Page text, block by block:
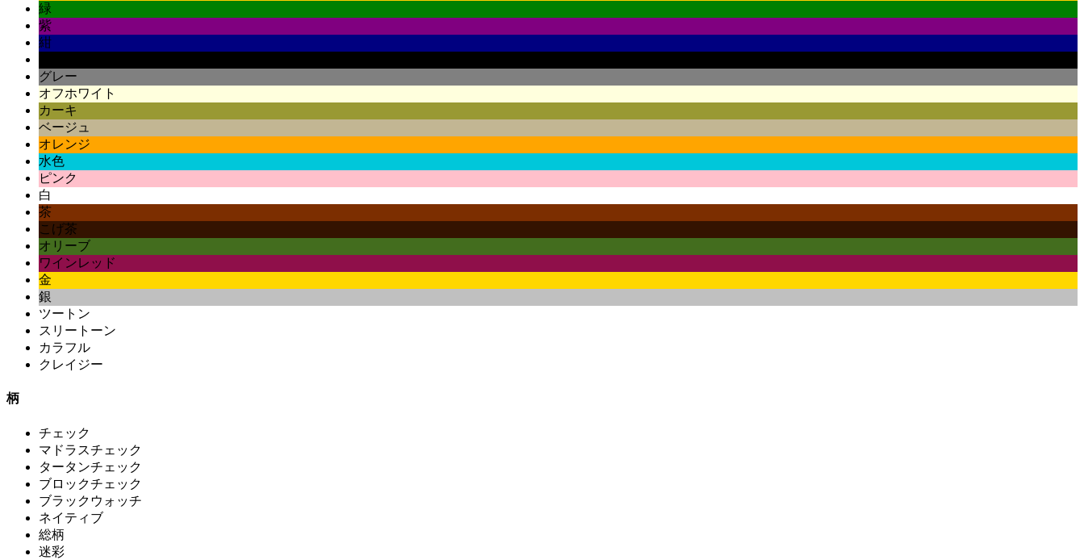
緑
紫
紺
グレー
オフホワイト
カーキ
ベージュ
オレンジ
水色
ピンク
白
茶
こげ茶
オリーブ
ワインレッド
金
銀
ツートン
スリートーン
カラフル
クレイジー
柄
チェック
マドラスチェック
タータンチェック
ブロックチェック
ブラックウォッチ
ネイティブ
総柄
迷彩